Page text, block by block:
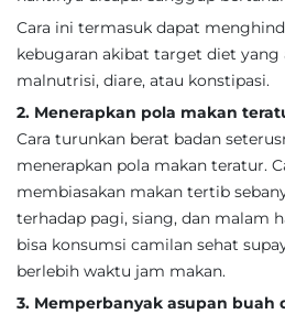
Cara ini termasuk dapat
kebugaran akibat target diet
malnutrisi, diare, atau konstipasi.
2. Menerapkan pola makan
Cara turunkan berat badan
menerapkan pola makan teratur.
membiasakan makan tertib
terhadap pagi, siang, dan malam
bisa konsumsi camilan sehat
berlebih waktu jam makan.
3. Memperbanyak asupan buah